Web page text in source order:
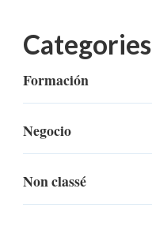
Categories
Formación
Negocio
Non classé